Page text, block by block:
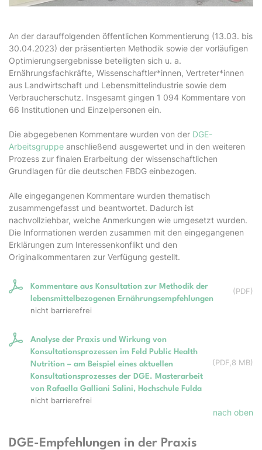
An der darauffolgenden öffentlichen Kommentierung (13.03. bis
30.04.2023) der präsentierten Methodik sowie der vorläufigen
Optimierungsergebnisse beteiligten sich u. a.
Ernährungsfachkräfte, Wissenschaftler*innen, Vertreter*innen
aus Landwirtschaft und Lebensmittelindustrie sowie dem
Verbraucherschutz. Insgesamt gingen 1 094 Kommentare von
66 Institutionen und Einzelpersonen ein.
Die abgegebenen Kommentare wurden von der DGE-
Arbeitsgruppe anschließend ausgewertet und in den weiteren
Prozess zur finalen Erarbeitung der wissenschaftlichen
Grundlagen für die deutschen FBDG einbezogen.
Alle eingegangenen Kommentare wurden thematisch
zusammengefasst und beantwortet. Dadurch ist
nachvollziehbar, welche Anmerkungen wie umgesetzt wurden.
Die Informationen werden zusammen mit den eingegangenen
Erklärungen zum Interessenkonflikt und den
Originalkommentaren zur Verfügung gestellt.
Kommentare aus Konsultation zur Methodik der
lebensmittelbezogenen Ernährungsempfehlungen
(PDF)
nicht barrierefrei
Analyse der Praxis und Wirkung von
Konsultationsprozessen im Feld Public Health
Nutrition – am Beispiel eines aktuellen
Konsultationsprozesses der DGE. Masterarbeit
von Rafaella Galliani Salini, Hochschule Fulda
(PDF 8 MB)
nicht barrierefrei
nach oben
DGE-Empfehlungen in der Praxis